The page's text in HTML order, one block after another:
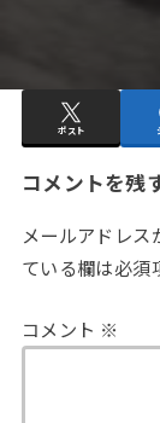
ポスト
コメントを残
メールアドレス
ている欄は必須
コメント ※